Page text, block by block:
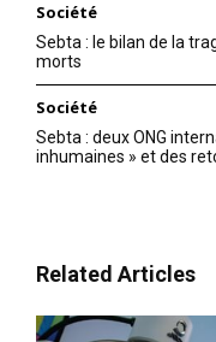
Société
Sebta : le bilan de la
morts
Société
Sebta : deux ONG
inhumaines » et des
Related Articles